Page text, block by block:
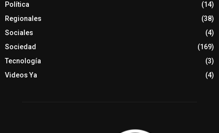
Política
(14)
Regionales
(38)
Sociales
(4)
Sociedad
(169)
Tecnología
(3)
Videos Ya
(4)